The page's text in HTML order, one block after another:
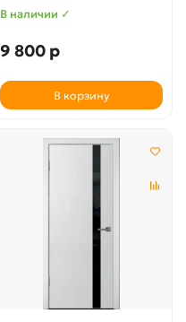
В наличии ✓
9 800 р
В корзину